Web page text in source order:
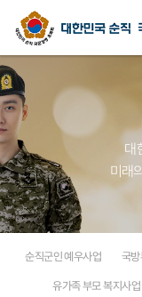
유족회 소개
유족회 홍보관
천국의 별님
순직군인 유가족
연회비·기부금 안내
대
미래
순직군인 예우사업 국
유가족 부모 복지사업